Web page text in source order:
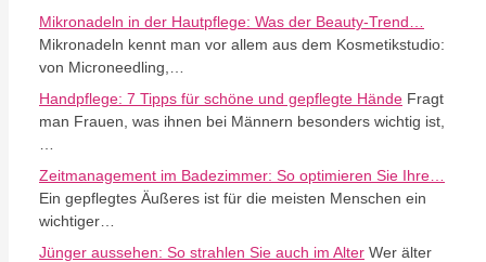
Mikronadeln in der Hautpflege: Was der Beauty-Trend…
Mikronadeln kennt man vor allem aus dem Kosmetikstudio:
von Microneedling,…
Handpflege: 7 Tipps für schöne und gepflegte Hände Fragt
man Frauen, was ihnen bei Männern besonders wichtig ist,
Zeitmanagement im Badezimmer: So optimieren Sie Ihre…
Ein gepflegtes Äußeres ist für die meisten Menschen ein
wichtiger…
Jünger aussehen: So strahlen Sie auch im Alter Wer älter